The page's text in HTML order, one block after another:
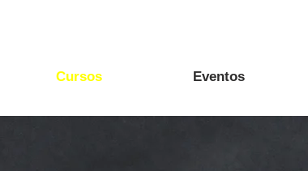
Cursos Eventos